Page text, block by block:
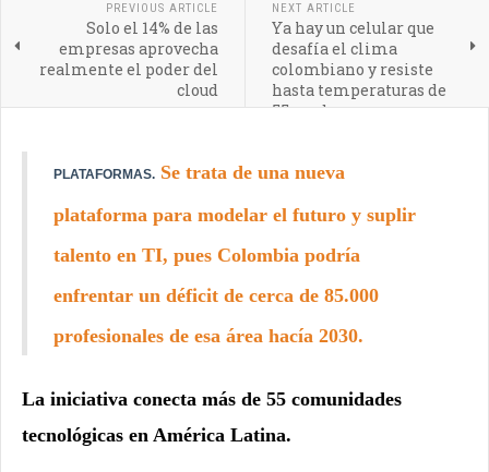
PREVIOUS ARTICLE
Solo el 14% de las
empresas aprovecha
realmente el poder del
cloud
NEXT ARTICLE
Ya hay un celular que
desafía el clima
colombiano y resiste
hasta temperaturas de
55 grados
PLATAFORMAS. Se trata de una nueva
plataforma para modelar el futuro y suplir
talento en TI, pues Colombia podría
enfrentar un déficit de cerca de 85.000
profesionales de esa área hacía 2030.
La iniciativa conecta más de 55 comunidades
tecnológicas en América Latina.